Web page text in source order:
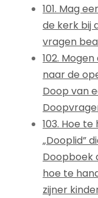
101. Mag
de kerk bij
vragen
102.
naar de
Doop van
103. Hoe
„Dooplid”
Doopboek
hoe te
zijner